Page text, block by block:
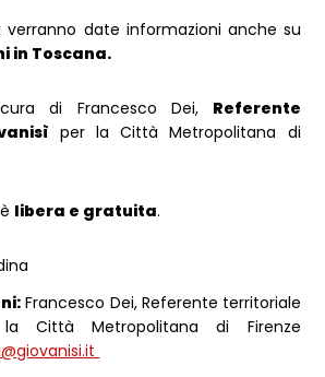
verranno date informazioni anche su
in Toscana.
di Francesco Dei, Referente
per la Città Metropolitana di
libera e gratuita.
Francesco Dei, Referente territoriale
Città Metropolitana di Firenze